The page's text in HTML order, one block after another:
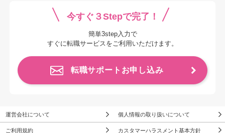
今すぐ３Stepで完了！
簡単3step入力で
すぐに転職サービスをご利用いただけます。
転職サポートお申し込み
運営会社について 個人情報の取り扱いについて
ご利用規約 カスタマーハラスメント基本方針